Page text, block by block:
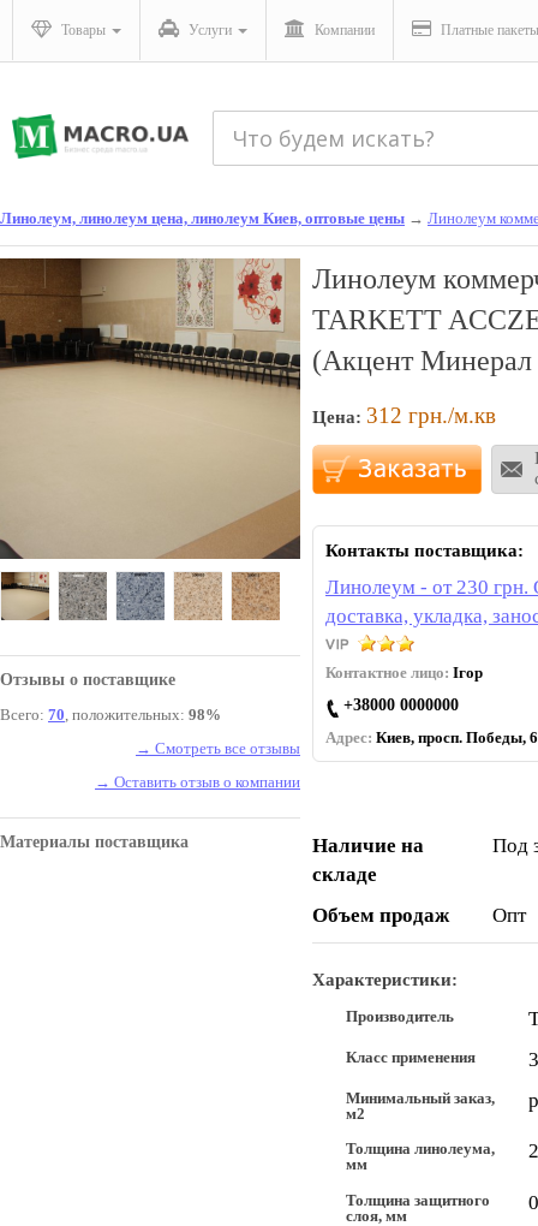
Товары Услуги Компании Платные пакеты
Линолеум, линолеум цена, линолеум Киев, оптовые цены → Линолеум
Отзывы о поставщике
Всего: 70, положительных: 98%
→ Смотреть все отзывы
→ Оставить отзыв о компании
Материалы поставщика
Линолеум
TARKETT
(Акцент
Цена: 312 грн./м.кв
Контакты поставщика:
Линолеум - от 230 грн.
доставка, укладка,
Контактное лицо: Ігор
+38000 0000000
Адрес: Киев, просп. Победы,
Наличие на
складе
Под
Объем продаж Опт
Характеристики:
Производитель
Класс применения
Минимальный заказ,
м2
Толщина линолеума,
мм
2
Толщина защитного
слоя, мм